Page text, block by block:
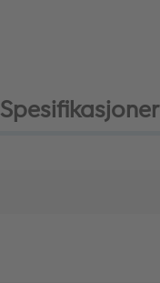
Spesifikasjoner